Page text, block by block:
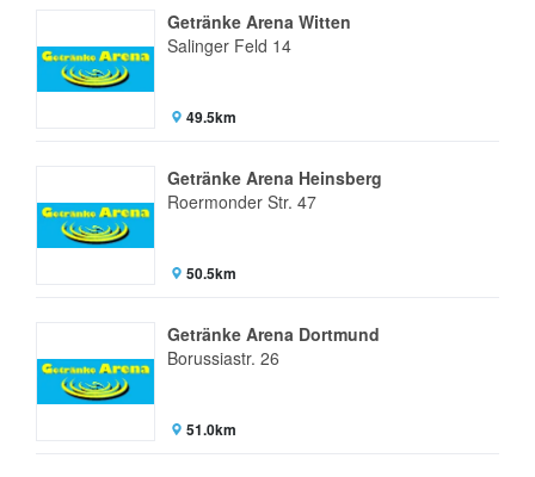
Getränke Arena Witten
Salinger Feld 14
49.5km
Getränke Arena Heinsberg
Roermonder Str. 47
50.5km
Getränke Arena Dortmund
Borussiastr. 26
51.0km